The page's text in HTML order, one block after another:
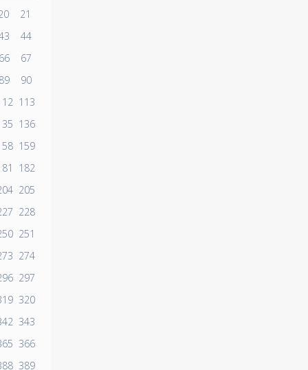
21
44
67
90
113
136
159
182
205
228
251
274
297
320
343
366
389